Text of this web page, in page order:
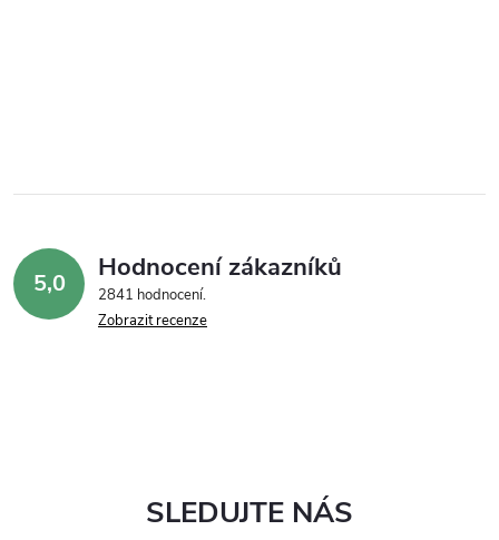
5,0 Hodnocení zákazníků
2841 hodnocení
Zobrazit recenze
SLEDUJTE NÁS